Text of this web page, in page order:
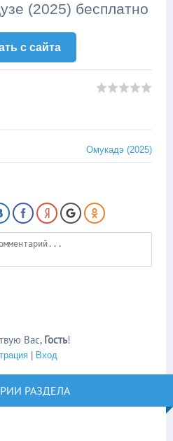
(2025) бесплатно
c сайта
Омукадэ (2025)
Вас, Гость!
| Вход
РАЗДЕЛА